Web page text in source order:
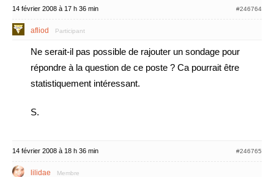
14 février 2008 à 17 h 36 min #246764
afliod Participant
Ne serait-il pas possible de rajouter un sondage pour
répondre à la question de ce poste ? Ca pourrait être
statistiquement intéressant.
S.
14 février 2008 à 18 h 36 min #246765
lilidae Membre